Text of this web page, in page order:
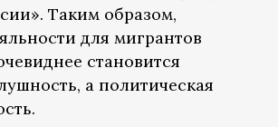
Таким образом,
для мигрантов
становится
а политическая